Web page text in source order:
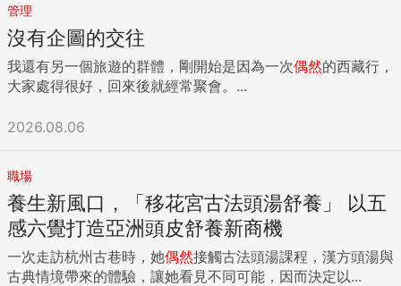
席，由於跟媽媽已是舊識，在關心邱鈺蓓的病況之際得知她的
擔憂，便提議不妨到玫琳凱試試，因為這是一份即使生病或休
息仍可以賺錢的工作，於是利用出院休養一個月時間審慎思
考，最後決定投身這份事業，成為人生中重要的轉捩點。 抱持
開放心態才能無畏迎接試煉挑戰 個性較霸氣、做事也積極的邱
才應該要好才行，或者人脈要夠廣，得認識許多朋友，但是這
些我通通沒有」，不過她一直是個懂得找方法不找藉口的人，
所以聽到玫琳凱督導說，如果能夠幫助到三百位女生變漂亮，
自然可以累積屬於自己的人脈，並且有機會晉升年收入百萬的
粉車督導，於是為了拓展社交圈，在數位行銷尚未興盛的十七
年前，她便看準網路平台優勢，成為玫琳凱第一批善用網路社
群的經營者。 邱鈺蓓是先在部落格或臉書，分享日常生活或保
養化妝技巧，再邀約有興趣的網友出來上課，免費教她們變美
管理
沒有企圖的交往
我還有另一個旅遊的群體，剛開始是因為一次偶然的西藏行，
大家處得很好，回來後就經常聚會。...
2026.08.06
職場
養生新風口，「移花宮古法頭湯舒養」 以五
感六覺打造亞洲頭皮舒養新商機
一次走訪杭州古巷時，她偶然接觸古法頭湯課程，漢方頭湯與
古典情境帶來的體驗，讓她看見不同可能，因而決定以...